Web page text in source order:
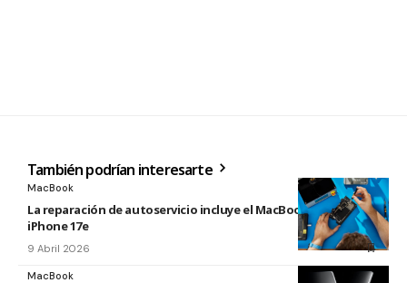
También podrían interesarte
MacBook
La reparación de autoservicio incluye el MacBook Neo y
iPhone 17e
9 Abril 2026
MacBook